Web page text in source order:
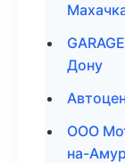
Дону
ООО
на-